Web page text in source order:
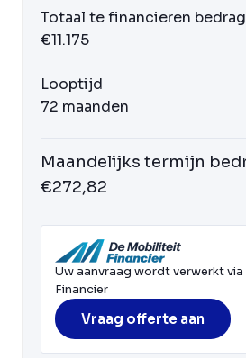
Totaal te financieren bedrag
€11.175
Looptijd
72 maanden
Maandelijks termijn
€272,82
Uw aanvraag wordt verwerkt
Financier
Vraag offerte aan